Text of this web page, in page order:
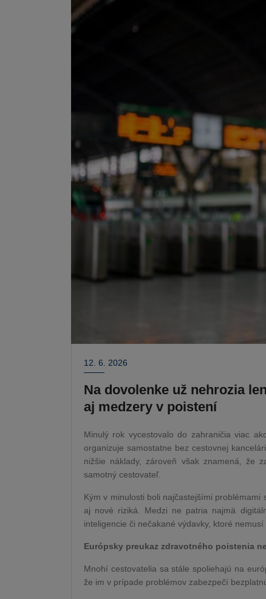
12. 6. 2026
Na dovolenke už nehrozia
aj medzery v poistení
Minulý rok vycestovalo do zahraničia viac
organizuje samostatne bez cestovnej
nižšie náklady, zároveň však znamená, že
samotný cestovateľ.
Kým v minulosti boli najčastejšími
aj nové riziká. Medzi ne patria najmä
inteligencie či nečakané výdavky, ktoré
Európsky preukaz zdravotného poistenia
Mnohí cestovatelia sa stále spoliehajú na
že im v prípade problémov zabezpečí